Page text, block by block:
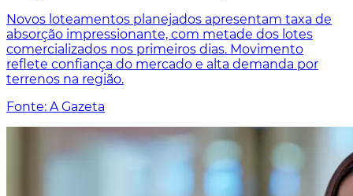
Novos loteamentos planejados apresentam taxa de
absorção impressionante, com metade dos lotes
comercializados nos primeiros dias. Movimento
reflete confiança do mercado e alta demanda por
terrenos na região.
Fonte: A Gazeta